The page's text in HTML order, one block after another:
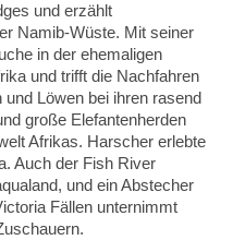
und erzählt
Namib-Wüste. Mit seiner
in der ehemaligen
und trifft die Nachfahren
Löwen bei ihren rasend
große Elefantenherden
Afrikas. Harscher erlebte
Auch der Fish River
und ein Abstecher
Fällen unternimmt